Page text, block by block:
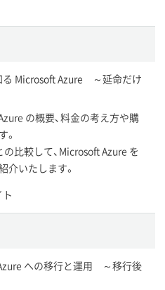
Microsoft Azure ～延命だけ
の概要、料金の考え方や購
。
比較して、Microsoft Azure を
介いたします。
への移行と運用 ～移行後